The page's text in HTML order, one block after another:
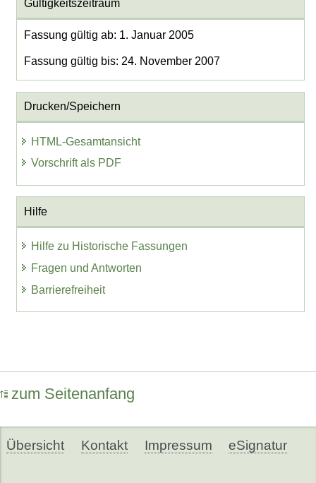
Gültigkeitszeitraum
Fassung gültig ab: 1. Januar 2005
Fassung gültig bis: 24. November 2007
Drucken/Speichern
HTML-Gesamtansicht
Vorschrift als PDF
Hilfe
Hilfe zu Historische Fassungen
Fragen und Antworten
Barrierefreiheit
zum Seitenanfang
Übersicht Kontakt Impressum eSignatur